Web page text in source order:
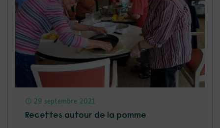
29 septembre 2021
Recettes autour de la pomme